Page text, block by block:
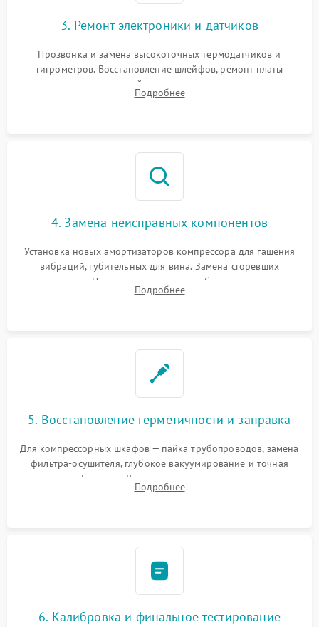
3. Ремонт электроники и датчиков
Прозвонка и замена высокоточных термодатчиков и
гигрометров. Восстановление шлейфов, ремонт платы
управления, отвечающей за поддержание микроклимата.
Проверка систем защиты от УФ-излучения и подсветки.
Подробнее
4. Замена неисправных компонентов
Установка новых амортизаторов компрессора для гашения
вибраций, губительных для вина. Замена сгоревших
элементов Пельтье, вентиляторов обдува, угольных
фильтров или поврежденных уплотнителей дверцы.
Подробнее
5. Восстановление герметичности и заправка
Для компрессорных шкафов — пайка трубопроводов, замена
фильтра-осушителя, глубокое вакуумирование и точная
заправка фреоном. Для термоэлектрических — замена
термопасты и герметизация охлаждающего блока.
Подробнее
6. Калибровка и финальное тестирование